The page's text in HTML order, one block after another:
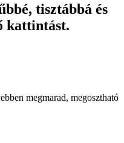
tisztábbá és
kattintást.
megmarad, megosztható